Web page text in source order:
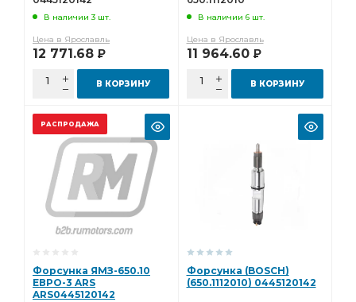
0445120142
В наличии 3 шт.
Цена в Ярославль
12 771.68 Р
В КОРЗИНУ
В наличии 6 шт.
Цена в Ярославль
11 964.60 Р
В КОРЗИНУ
РАСПРОДАЖА
Форсунка ЯМЗ-650.10
ЕВРО-3 ARS
ARS0445120142
Форсунка (BOSCH)
(650.1112010) 0445120142